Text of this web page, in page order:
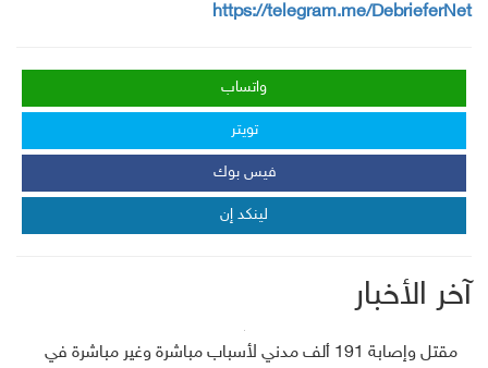
https://telegram.me/DebrieferNet
واتساب
تويتر
فيس بوك
لينكد إن
آخر الأخبار
مقتل وإصابة 191 ألف مدني لأسباب مباشرة وغير مباشرة في